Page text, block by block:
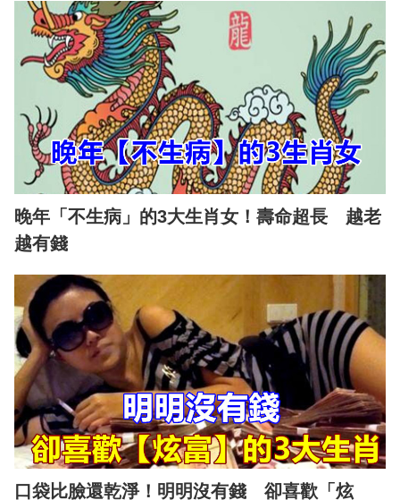
晚年「不生病」的3大生肖女！壽命超長 越老
越有錢
口袋比臉還乾淨！明明沒有錢 卻喜歡「炫